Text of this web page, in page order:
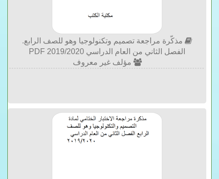
مذكّرة مراجعة تصميم وتكنولوجيا وهو للصف الرابع.
الفصل الثاني من العام الدراسي 2019/2020 PDF
مؤلف غير معروف